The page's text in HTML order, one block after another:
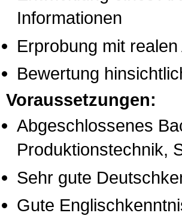
Informationen
Erprobung mit
Bewertung
Voraussetzungen:
Abgeschlossenes
Produktionstechnik,
Sehr gute
Gute